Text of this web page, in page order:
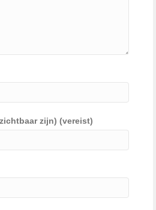
zijn) (vereist)